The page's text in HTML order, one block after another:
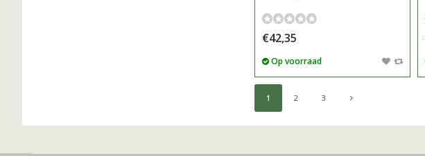
€42,35
Op voorraad
1 2 3